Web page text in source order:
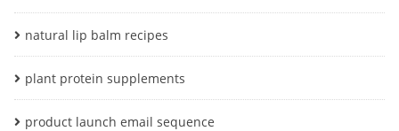
natural lip balm recipes
plant protein supplements
product launch email sequence